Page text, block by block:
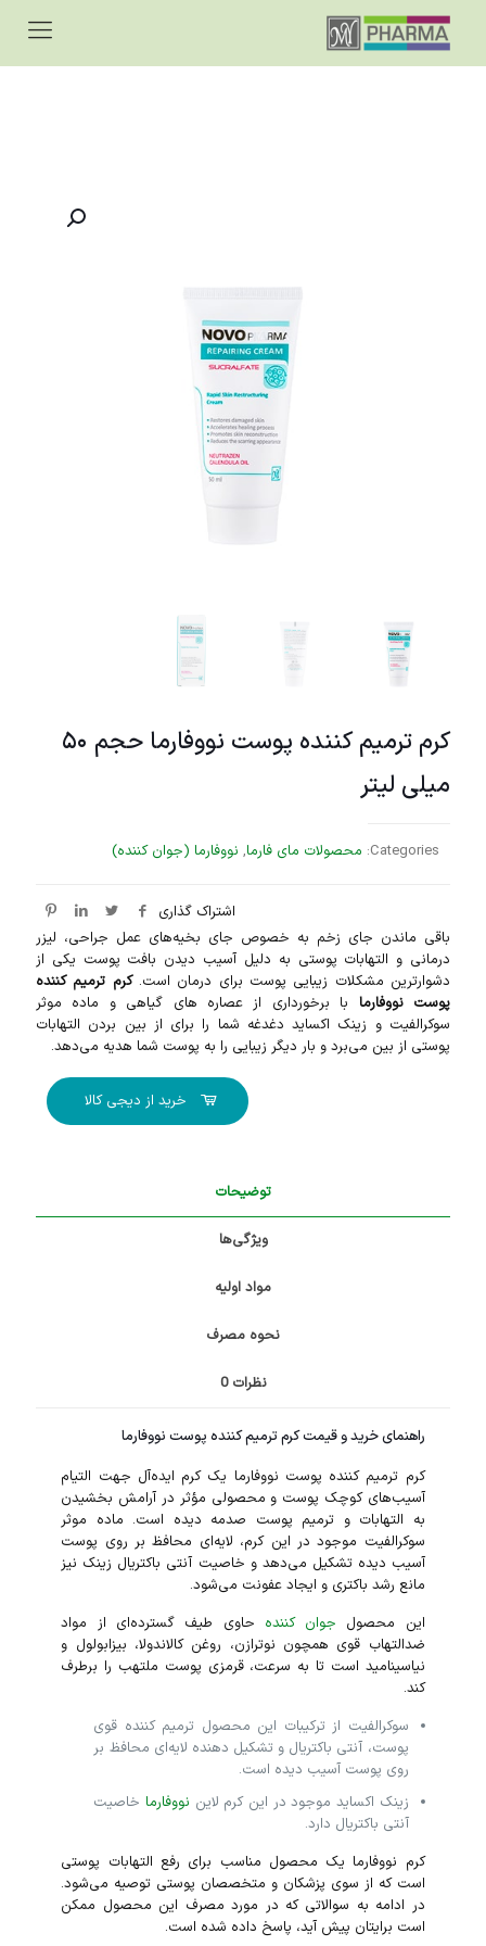
کرم ترمیم کننده پوست نووفارما حجم ۵۰
میلی لیتر
باقی ماندن جای زخم به خصوص جای بخیه‌های عمل جراحی، لیزر
درمانی و التهابات پوستی به دلیل آسیب دیدن بافت پوست یکی از
دشوارترین مشکلات زیبایی پوست برای درمان است.کرم ترمیم کننده
پوست نووفارما با برخورداری از عصاره‌ های گیاهی و ماده موثر
سوکرالفیت و زینک اکساید دغدغه شما را برای از بین بردن التهابات
پوستی از بین می‌برد و بار دیگر زیبایی را به پوست شما هدیه می‌دهد.
خرید از دیجی کالا
Categories: محصولات مای فارما, نووفارما (جوان کننده)
اشتراک گذاری
توضیحات
ویژگی‌ها
مواد اولیه
نحوه مصرف
نظرات0
راهنمای خرید و قیمت کرم ترمیم کننده پوست نووفارما
کرم ترمیم کننده پوست نووفارما یک کرم ایده‌آل جهت التیام
آسیب‌های کوچک پوست و محصولی مؤثر در آرامش بخشیدن
به التهابات و ترمیم پوست صدمه دیده است. ماده موثر
سوکرالفیت موجود در این کرم، لایه‌ای محافظ بر روی پوست
آسیب دیده تشکیل می‌دهد و خاصیت آنتی باکتریال زینک نیز
مانع رشد باکتری و ایجاد عفونت می‌شود.
این محصول جوان کننده حاوی طیف گسترده‌ای از مواد
ضدالتهاب قوی همچون نوترازن، روغن کالاندولا، بیزابولول و
نیاسینامید است تا به سرعت، قرمزی پوست ملتهب را برطرف
کند.
سوکرالفیت از ترکیبات این محصول ترمیم کننده قوی
پوست، آنتی باکتریال و تشکیل دهنده لایه‌ای محافظ بر
روی پوست آسیب دیده است.
زینک اکساید موجود در این کرم لاین نووفارماخاصیت
آنتی باکتریال دارد.
کرم نووفارما یک محصول مناسب برای رفع التهابات پوستی
است که از سوی پزشکان و متخصصان پوستی توصیه می‌شود.
در ادامه به سوالاتی که در مورد مصرف این محصول ممکن
است برایتان پیش آید، پاسخ داده شده است.